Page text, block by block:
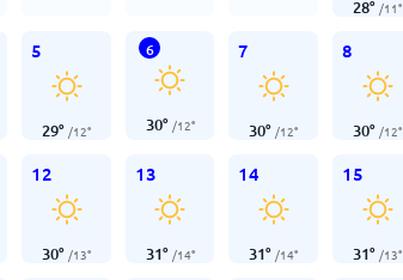
28° /11°
5
29° /12°
6
30° /12°
7
30° /12°
8
30° /12°
12
30° /13°
13
31° /14°
14
31° /14°
15
31° /13°